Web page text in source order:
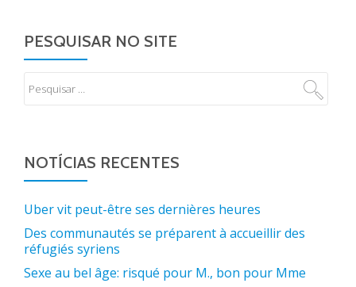
PESQUISAR NO SITE
NOTÍCIAS RECENTES
Uber vit peut-être ses dernières heures
Des communautés se préparent à accueillir des
réfugiés syriens
Sexe au bel âge: risqué pour M., bon pour Mme